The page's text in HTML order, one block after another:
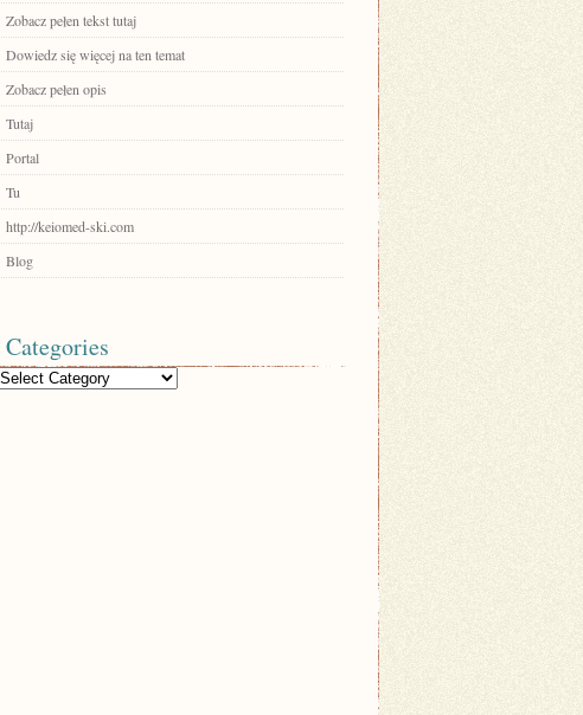
Zobacz pełen tekst tutaj
Dowiedz się więcej na ten temat
Zobacz pełen opis
Tutaj
Portal
Tu
http://keiomed-ski.com
Blog
Categories
Categories